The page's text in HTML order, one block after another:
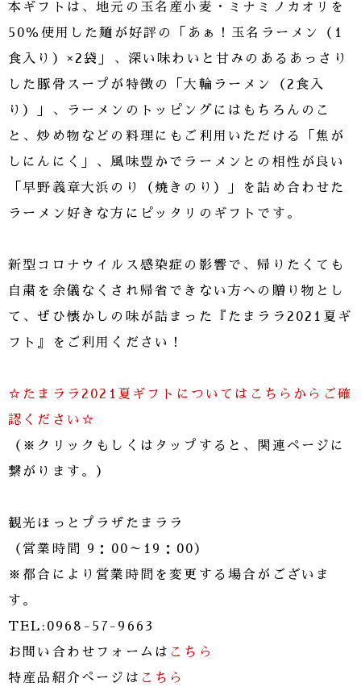
本ギフトは、地元の玉名産小麦・ミナミノカオリを
50％使用した麺が好評の「あぁ！玉名ラーメン（1
食入り）×2袋」、深い味わいと甘みのあるあっさり
した豚骨スープが特徴の「大輪ラーメン（2食入
り）」、ラーメンのトッピングにはもちろんのこ
と、炒め物などの料理にもご利用いただける「焦が
しにんにく」、風味豊かでラーメンとの相性が良い
「早野義章大浜のり（焼きのり）」を詰め合わせた
ラーメン好きな方にピッタリのギフトです。
新型コロナウイルス感染症の影響で、帰りたくても
自粛を余儀なくされ帰省できない方への贈り物とし
て、ぜひ懐かしの味が詰まった『たまララ2021夏ギ
フト』をご利用ください！
☆たまララ2021夏ギフトについてはこちらからご確
認ください☆
（※クリックもしくはタップすると、関連ページに
繋がります。）
観光ほっとプラザたまララ
（営業時間 9：00～19：00）
※都合により営業時間を変更する場合がございま
す。
TEL:0968-57-9663
お問い合わせフォームは こちら
特産品紹介ぺージは こちら